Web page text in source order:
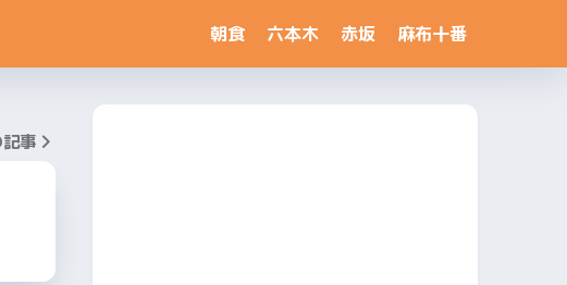
朝食 六本木 赤坂 麻布十番
事